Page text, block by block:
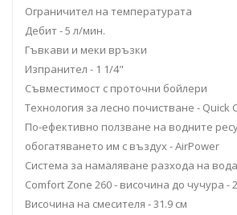
Ограничител на температурата
Дебит - 5 л/мин.
Гъвкави и меки връзки
Изпранител - 1 1/4"
Съвместимост с проточни бойлери
Технология за лесно почистване - Quick
По-ефективно ползване на водните
обогатяването им с въздух - AirPower
Система за намаляване разхода на
Comfort Zone 260 - височина до чучура -
Височина на смесителя - 31.9 см